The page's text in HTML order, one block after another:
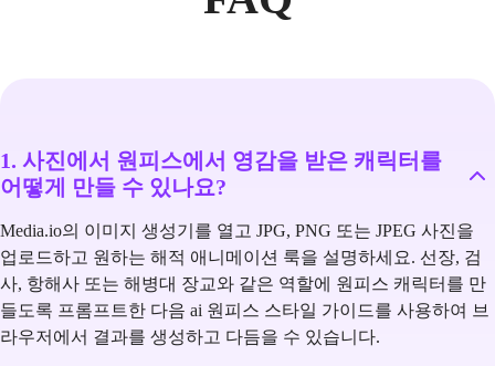
1. 사진에서 원피스에서 영감을 받은 캐릭터를
어떻게 만들 수 있나요?
Media.io의 이미지 생성기를 열고 JPG, PNG 또는 JPEG 사진을
업로드하고 원하는 해적 애니메이션 룩을 설명하세요. 선장, 검
사, 항해사 또는 해병대 장교와 같은 역할에 원피스 캐릭터를 만
들도록 프롬프트한 다음 ai 원피스 스타일 가이드를 사용하여 브
라우저에서 결과를 생성하고 다듬을 수 있습니다.